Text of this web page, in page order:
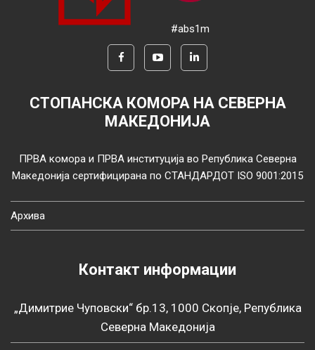
#abs1m
СТОПАНСКА КОМОРА НА СЕВЕРНА
МАКЕДОНИЈА
ПРВА комора и ПРВА институција во Република Северна
Македонија сертифицирана по СТАНДАРДОТ ISO 9001:2015
Архива
Контакт информации
„Димитрие Чуповски“ бр.13, 1000 Скопје, Република
Северна Македонија